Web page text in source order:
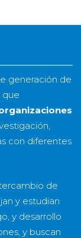
generación de
que
con diferentes
de
y estudian
y desarrollo
y buscan